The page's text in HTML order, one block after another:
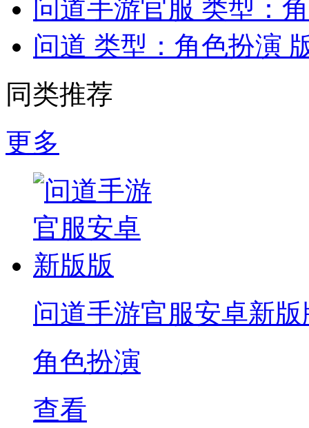
问道手游官服 类型：
问道 类型：角色扮演
同类推荐
更多
问道手游官服安卓新版
角色扮演
查看